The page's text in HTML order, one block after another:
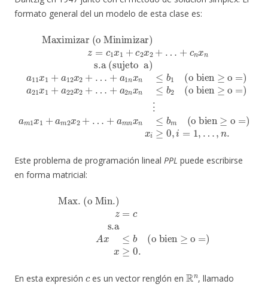
formato general del un modelo de esta clase es:
Maximizar (o Minimizar)z=c1
s.a (sujeto a)a 11 x1+a12x2+
(o bien≥o=)a21x1+a22x2
(o bien≥o=)⋮a m 1x1+am2x2
(o bien ≥o=)xi≥0,i
Este problema de programación lineal PPL puede escribirse
en forma matricial:
Max. (o Min.)z=c s.a
En esta expresión es un vector renglón en
Rn
, llamado